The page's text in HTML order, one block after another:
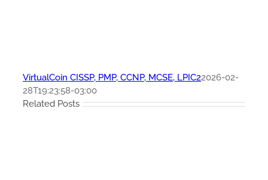
VirtualCoin CISSP, PMP, CCNP, MCSE, LPIC22026-02-
28T19:23:58-03:00
Related Posts